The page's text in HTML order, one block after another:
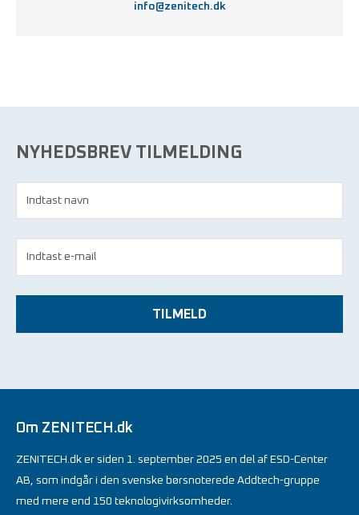
info@zenitech.dk
NYHEDSBREV TILMELDING
TILMELD
Om ZENITECH.dk
ZENITECH.dk er siden 1. september 2025 en del af ESD-Center
AB, som indgår i den svenske børsnoterede Addtech-gruppe
med mere end 150 teknologivirksomheder.